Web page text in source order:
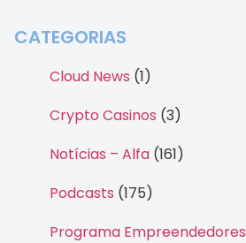
CATEGORIAS
Cloud News (1)
Crypto Casinos (3)
Notícias – Alfa (161)
Podcasts (175)
Programa Empreendedores